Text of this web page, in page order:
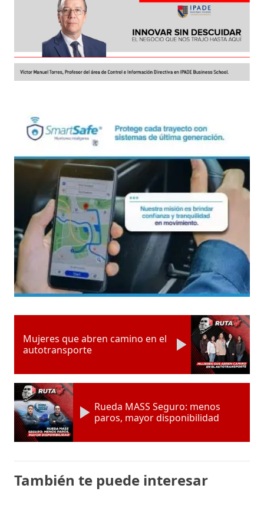
Mujeres que abren camino en el
autotransporte
Rueda MASS Seguro: menos
paros, mayor disponibilidad
También te puede interesar